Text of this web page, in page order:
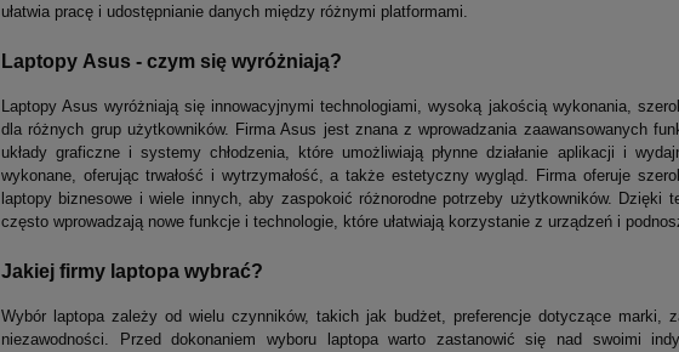
ułatwia pracę i udostępnianie danych między różnymi platformami.
Laptopy Asus - czym się wyróżniają?
Laptopy Asus wyróżniają się innowacyjnymi technologiami, wysoką jakością wykonania,
dla różnych grup użytkowników. Firma Asus jest znana z wprowadzania zaawansowanych
układy graficzne i systemy chłodzenia, które umożliwiają płynne działanie aplikacji i
wykonane, oferując trwałość i wytrzymałość, a także estetyczny wygląd. Firma oferuje
laptopy biznesowe i wiele innych, aby zaspokoić różnorodne potrzeby użytkowników.
często wprowadzają nowe funkcje i technologie, które ułatwiają korzystanie z urządzeń i
Jakiej firmy laptopa wybrać?
Wybór laptopa zależy od wielu czynników, takich jak budżet, preferencje dotyczące marki,
niezawodności. Przed dokonaniem wyboru laptopa warto zastanowić się nad swoimi